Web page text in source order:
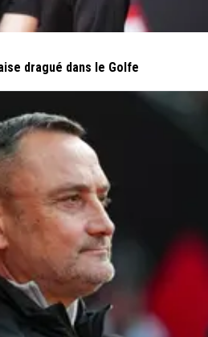
dragué dans le Golfe